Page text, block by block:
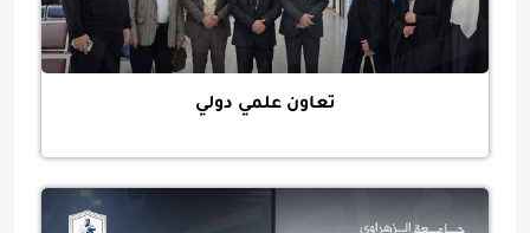
تعاون علمي دولي